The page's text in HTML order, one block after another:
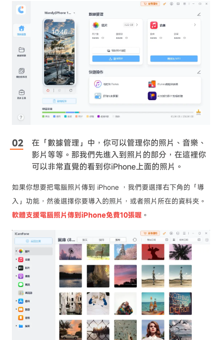
在「數據管理」中，你可以管理你的照片、音樂、
影片等等。那我們先進入到照片的部分，在這裡你
可以非常直覺的看到你iPhone上面的照片。
如果你想要把電腦照片傳到 iPhone ，我們要選擇右下角的「導
入」功能，然後選擇你要導入的照片，或者照片所在的資料夾。
軟體支援電腦照片傳到iPhone免費10張喔 。